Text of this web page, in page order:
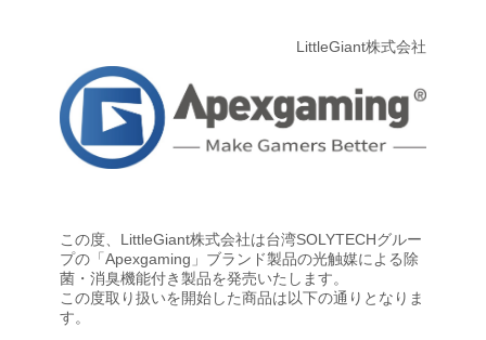
LittleGiant株式会社
この度、LittleGiant株式会社は台湾SOLYTECHグルー
プの「Apexgaming」ブランド製品の光触媒による除
菌・消臭機能付き製品を発売いたします。
この度取り扱いを開始した商品は以下の通りとなりま
す。